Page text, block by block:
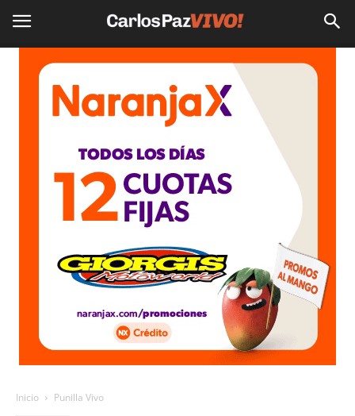
Inicio Punilla Vivo